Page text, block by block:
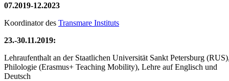
07.2019-12.2023
Koordinator des Transmare Instituts
23.-30.11.2019:
Lehraufenthalt an der Staatlichen Universität Sankt Petersburg
Philologie (Erasmus+ Teaching Mobility), Lehre auf Englisch und
Deutsch